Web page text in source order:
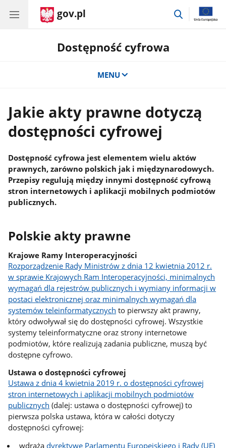
gov.pl
przejdź
Dostępność cyfrowa
MENU
Jakie akty prawne dotyczą
dostępności cyfrowej
Dostępność cyfrowa jest elementem wielu aktów
prawnych, zarówno polskich jak i międzynarodowych.
Przepisy regulują między innymi dostępność cyfrową
stron internetowych i aplikacji mobilnych podmiotów
publicznych.
Polskie akty prawne
Krajowe Ramy Interoperacyjności
Rozporządzenie Rady Ministrów z dnia 12 kwietnia 2012 r.
w sprawie Krajowych Ram Interoperacyjności, minimalnych
wymagań dla rejestrów publicznych i wymiany informacji w
postaci elektronicznej oraz minimalnych wymagań dla
systemów teleinformatycznych to pierwszy akt prawny,
który odwoływał się do dostępności cyfrowej. Wszystkie
systemy teleinformatyczne oraz strony internetowe
podmiotów, które realizują zadania publiczne, muszą być
dostępne cyfrowo.
Ustawa o dostępności cyfrowej
Ustawa z dnia 4 kwietnia 2019 r. o dostępności cyfrowej
stron internetowych i aplikacji mobilnych podmiotów
publicznych (dalej: ustawa o dostępności cyfrowej) to
pierwsza polska ustawa, która w całości dotyczy
dostępności cyfrowej:
wdrażadyrektywę Parlamentu Europejskiego i Rady (UE)